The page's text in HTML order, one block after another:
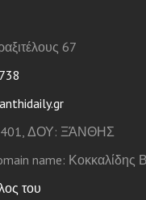
67
ΔΟΥ: ΞΆΝΘΗΣ
name: Κοκκαλίδης
του